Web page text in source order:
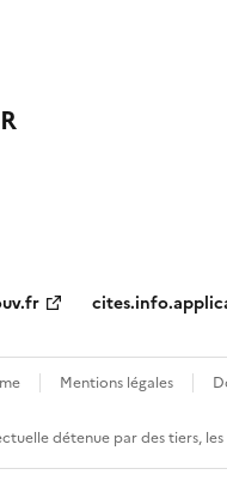
Mentions légales
détenue par des tiers,